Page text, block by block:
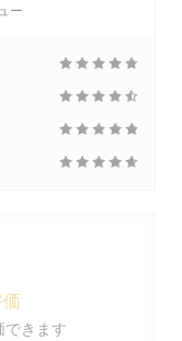
ー
できます